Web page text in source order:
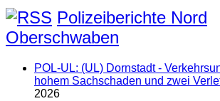
Polizeiberichte Nord
Oberschwaben
POL-UL: (UL) Dornstadt -
hohem Sachschaden und zwei
2026